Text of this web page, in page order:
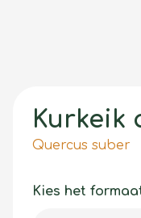
Kurkeik
Quercus suber
Kies het